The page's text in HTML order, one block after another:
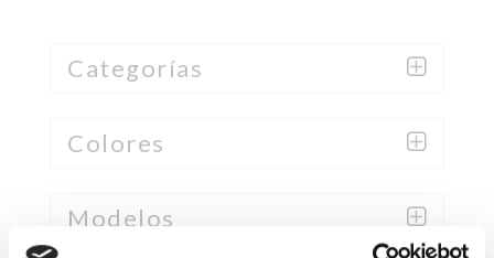
Categorías
Colores
Modelos